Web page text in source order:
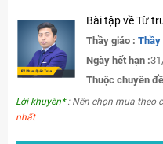
Bài tập về Từ
Thầy giáo : Thầy
Ngày hết hạn :
Thuộc chuyên
Lời khuyên*: Nên chọn mua theo
nhất